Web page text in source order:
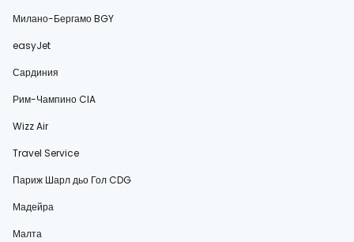
Милано-Бергамо BGY
easyJet
Сардиния
Рим-Чампино CIA
Wizz Air
Travel Service
Париж Шарл дьо Гол CDG
Мадейра
Малта